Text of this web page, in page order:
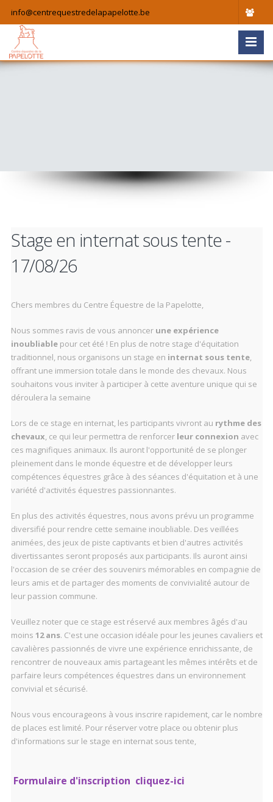
info@centrequestredelapapelotte.be
Stage en internat sous tente -
17/08/26
Chers membres du Centre Équestre de la Papelotte,
Nous sommes ravis de vous annoncer une expérience
inoubliablepour cet été ! En plus de notre stage d'équitation
traditionnel, nous organisons un stage en internat sous tente,
offrant une immersion totale dans le monde des chevaux. Nous
souhaitons vous inviter à participer à cette aventure unique qui se
déroulera la semaine
Lors de ce stage en internat, les participants vivront au rythme des
chevaux, ce qui leur permettra de renforcer leur connexion avec
ces magnifiques animaux. Ils auront l'opportunité de se plonger
pleinement dans le monde équestre et de développer leurs
compétences équestres grâce à des séances d'équitation et à une
variété d'activités équestres passionnantes.
En plus des activités équestres, nous avons prévu un programme
diversifié pour rendre cette semaine inoubliable. Des veillées
animées, des jeux de piste captivants et bien d'autres activités
divertissantes seront proposés aux participants. Ils auront ainsi
l'occasion de se créer des souvenirs mémorables en compagnie de
leurs amis et de partager des moments de convivialité autour de
leur passion commune.
Veuillez noter que ce stage est réservé aux membres âgés d'au
moins 12 ans. C'est une occasion idéale pour les jeunes cavaliers et
cavalières passionnés de vivre une expérience enrichissante, de
rencontrer de nouveaux amis partageant les mêmes intérêts et de
parfaire leurs compétences équestres dans un environnement
convivial et sécurisé.
Nous vous encourageons à vous inscrire rapidement, car le nombre
de places est limité. Pour réserver votre place ou obtenir plus
d'informations sur le stage en internat sous tente,
Formulaire d'inscription cliquez-ici